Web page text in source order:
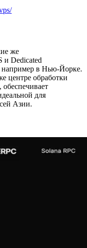
же
и Dedicated
например в Нью-Йорке.
центре обработки
для
Азии.